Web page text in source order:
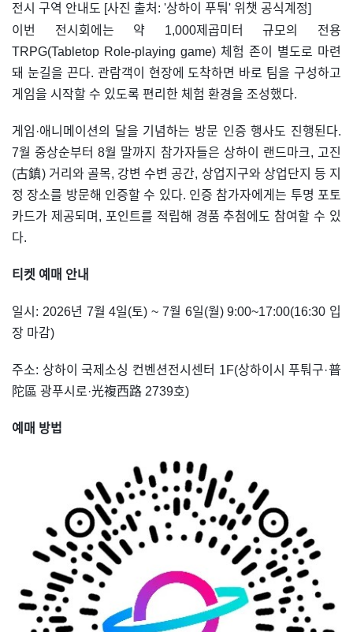
​전시 구역 안내도 [사진 출처: '상하이 푸퉈' 위챗 공식계정]
이번 전시회에는 약 1,000제곱미터 규모의 전용
TRPG(Tabletop Role-playing game) 체험 존이 별도로 마련
돼 눈길을 끈다. 관람객이 현장에 도착하면 바로 팀을 구성하고
게임을 시작할 수 있도록 편리한 체험 환경을 조성했다.
게임·애니메이션의 달을 기념하는 방문 인증 행사도 진행된다.
7월 중상순부터 8월 말까지 참가자들은 상하이 랜드마크, 고진
(古鎮) 거리와 골목, 강변 수변 공간, 상업지구와 상업단지 등 지
정 장소를 방문해 인증할 수 있다. 인증 참가자에게는 투명 포토
카드가 제공되며, 포인트를 적립해 경품 추첨에도 참여할 수 있
다.
티켓 예매 안내
일시: 2026년 7월 4일(토) ~ 7월 6일(월) 9:00~17:00(16:30 입
장 마감)
주소: 상하이 국제소싱 컨벤션전시센터 1F(상하이시 푸퉈구·普
陀區 광푸시로·光複西路 2739호)
예매 방법